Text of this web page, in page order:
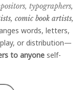
typographers,
comic book artists,
words, letters,
or distribution—
to anyone self-